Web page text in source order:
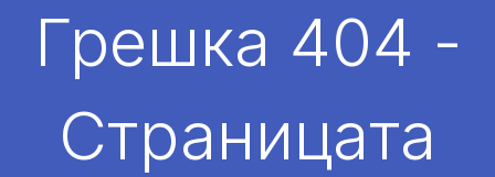
АНГАЖИРАЈ
Грешка 404 -
Страницата